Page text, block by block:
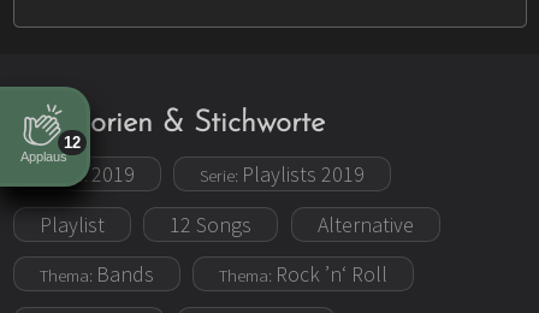
Applaus
12
Kategorien & Stichworte
Archiv:2019 Serie: Playlists 2019
Playlist
12 Songs Alternative
Thema: Bands Thema: Rock ’n‘ Roll